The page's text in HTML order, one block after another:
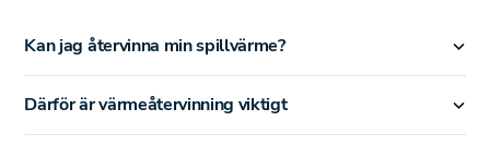
Kan jag återvinna min spillvärme?
Därför är värmeåtervinning viktigt